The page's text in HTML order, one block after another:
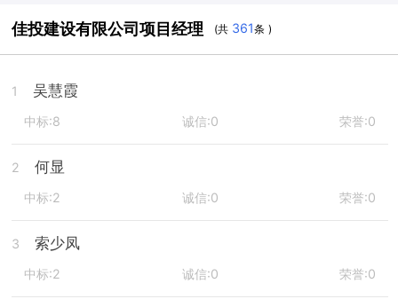
佳投建设有限公司项目经理 (共 361条 )
1 吴慧霞
中标:8 诚信:0 荣誉:0
2 何显
中标:2 诚信:0 荣誉:0
3 索少凤
中标:2 诚信:0 荣誉:0